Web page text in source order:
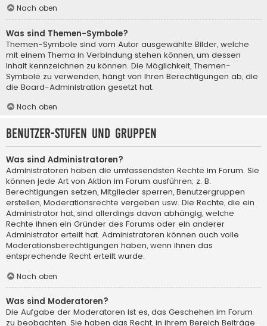
Nach oben
Was sind Themen-Symbole?
Themen-Symbole sind vom Autor ausgewählte Bilder, welche
mit einem Thema in Verbindung stehen können, um dessen
Inhalt kennzeichnen zu können. Die Möglichkeit, Themen-
Symbole zu verwenden, hängt von Ihren Berechtigungen ab, die
die Board-Administration gesetzt hat.
Nach oben
Benutzer-Stufen und Gruppen
Was sind Administratoren?
Administratoren haben die umfassendsten Rechte im Forum. Sie
können jede Art von Aktion im Forum ausführen; z. B.
Berechtigungen setzen, Mitglieder sperren, Benutzergruppen
erstellen, Moderationsrechte vergeben usw. Die Rechte, die ein
Administrator hat, sind allerdings davon abhängig, welche
Rechte ihnen ein Gründer des Forums oder ein anderer
Administrator erteilt hat. Administratoren können auch volle
Moderationsberechtigungen haben, wenn ihnen das
entsprechende Recht erteilt wurde.
Nach oben
Was sind Moderatoren?
Die Aufgabe der Moderatoren ist es, das Geschehen im Forum
zu beobachten. Sie haben das Recht, in ihrem Bereich Beiträge